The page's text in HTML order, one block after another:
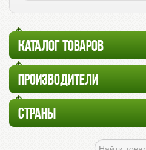
КАТАЛОГ ТОВАРОВ
ПРОИЗВОДИТЕЛИ
СТРАНЫ